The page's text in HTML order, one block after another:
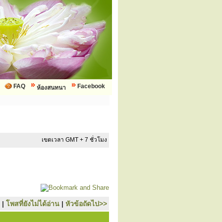
Facebook
ห้องสนทนา
FAQ
เขตเวลา GMT + 7 ชั่วโมง
| โพสที่ยังไม่ได้อ่าน | หัวข้อถัดไป>>